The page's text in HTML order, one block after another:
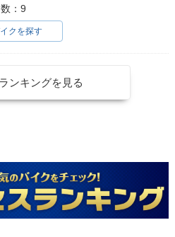
：9
クを探す
ンキングを見る